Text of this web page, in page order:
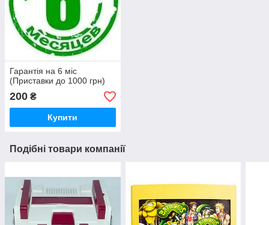
Гарантія на 6 міс
(Приставки до 1000 грн)
200 ₴
Купити
Подібні товари компанії